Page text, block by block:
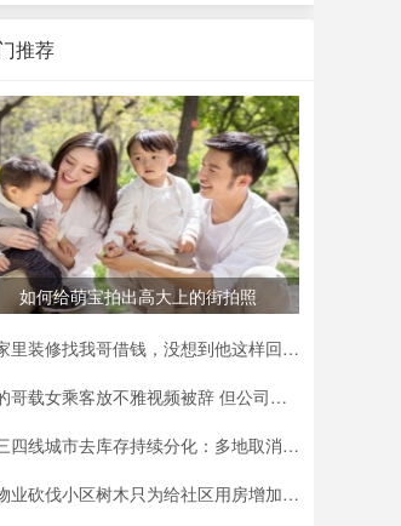
推荐
如何给萌宝拍出高大上的街拍照
家里装修找我哥借钱，没想到他这样回复我，
的哥载女乘客放不雅视频被辞 但公司称非黄
三四线城市去库存持续分化：多地取消购房补
物业砍伐小区树木只为给社区用房增加采光？